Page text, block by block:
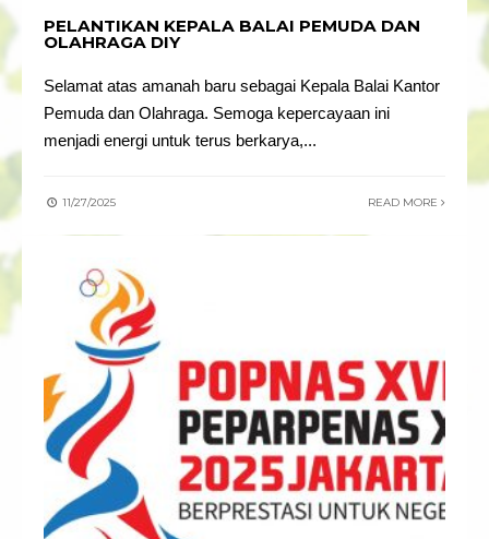
PELANTIKAN KEPALA BALAI PEMUDA DAN
OLAHRAGA DIY
Selamat atas amanah baru sebagai Kepala Balai Kantor
Pemuda dan Olahraga. Semoga kepercayaan ini
menjadi energi untuk terus berkarya,...
11/27/2025 READ MORE